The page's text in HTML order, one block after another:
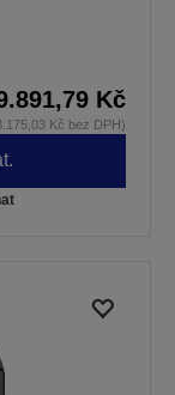
Kč
Kč bez DPH)